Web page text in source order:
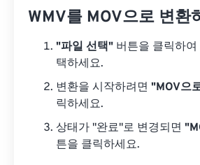
WMV를 MOV으로 변환
"파일 선택" 버튼을 클릭하여
택하세요.
변환을 시작하려면 "MOV으
릭하세요.
상태가 "완료"로 변경되면
튼을 클릭하세요.